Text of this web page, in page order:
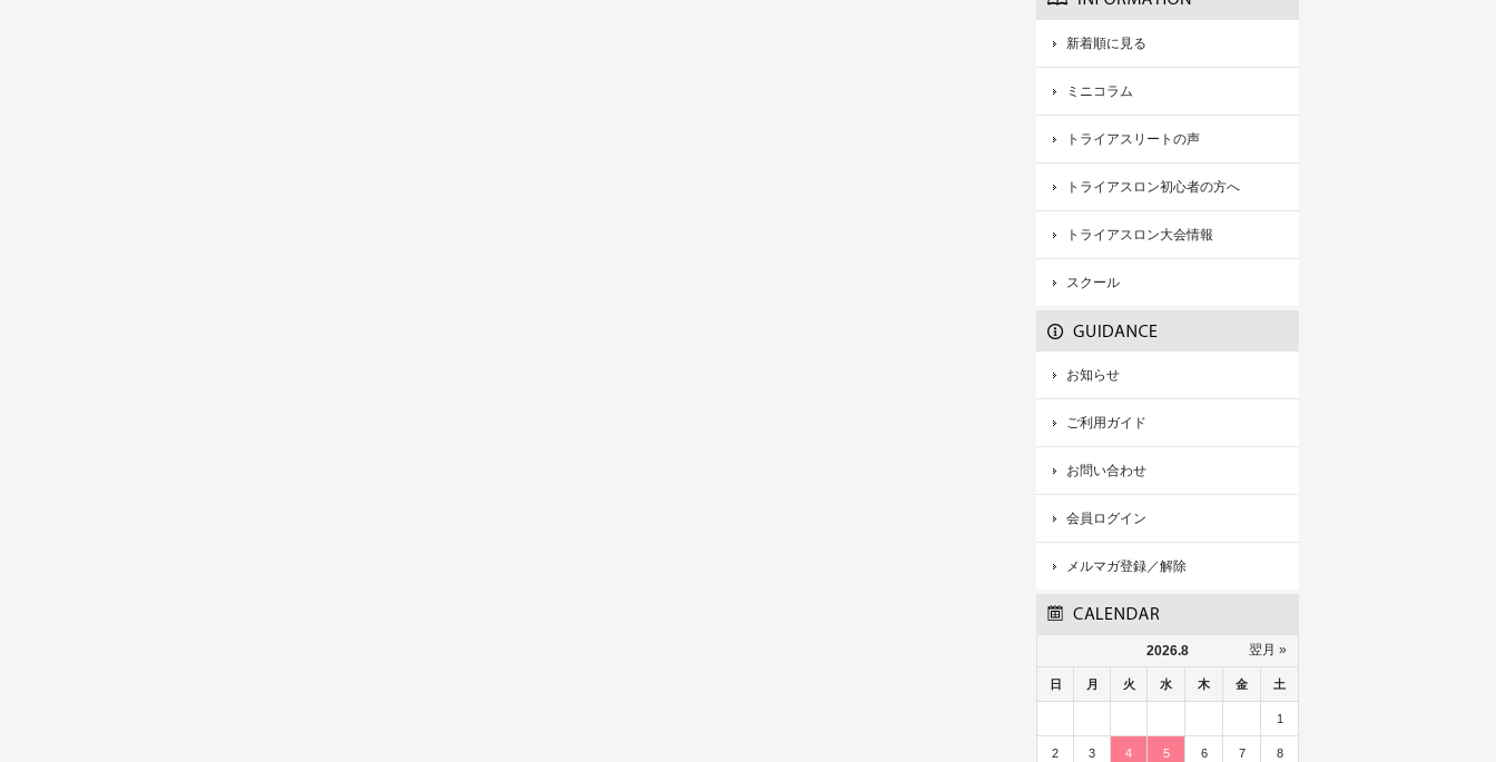
新着順に見る
ミニコラム
トライアスリートの声
トライアスロン初心者の方へ
トライアスロン大会情報
スクール
お知らせ
ご利用ガイド
お問い合わせ
会員ログイン
メルマガ登録／解除
2026.8 翌月 »
日 月 火 水 木 金 土
1
2 3 4 5 6 7 8